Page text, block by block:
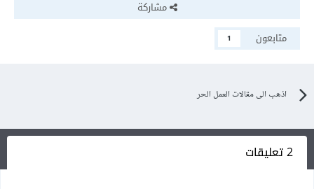
مشاركة
متابعون
1
اذهب الى مقالات العمل الحر
2 تعليقات